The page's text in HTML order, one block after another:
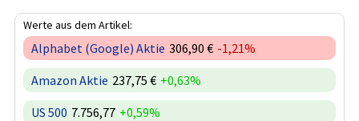
Werte aus dem Artikel:
Alphabet (Google) Aktie 306,90 € -1,21%
Amazon Aktie 237,75 € +0,63%
US 500 7.756,77 +0,59%